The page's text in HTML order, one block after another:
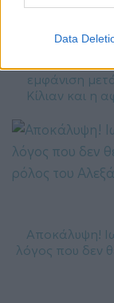
Data
εμφάνιση
Κίλιαν και η
Αποκάλυψη!
λόγος που δεν